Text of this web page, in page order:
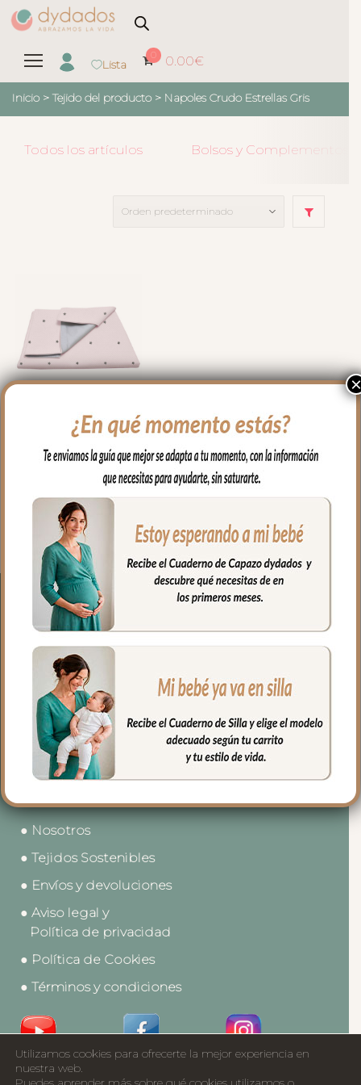
Lista
0 0.00€
Inicio > Tejido del producto > Napoles Crudo Estrellas Gris
Todos los artículos Bolsos y Complementos
1679 Cambiadores Jade
Napoles Bordado Estrellas
24.00€
Seleccionar opciones
● Coste Envío 3.90€ a la Península.
-Envío incluido para
compras superiores a 150€.
● Fecha tope servicio de pedidos 12 días
laborables.
● Contacto
● Nosotros
● Tejidos Sostenibles
● Envíos y devoluciones
● Aviso legal y
Política de privacidad
● Política de Cookies
● Términos y condiciones
Acceso a Profesionales
×
Utilizamos cookies para ofrecerte la mejor experiencia en
nuestra web.